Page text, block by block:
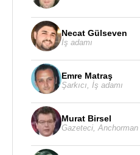
Necat Gülseven
İş adamı
Emre Matraş
Şarkıcı İş adamı
Murat Birsel
Gazeteci Anchorman